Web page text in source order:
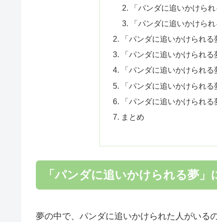
「パンダに追いかけら
「パンダに追いかけら
「パンダに追いかけられ
「パンダに追いかけられ
「パンダに追いかけられ
「パンダに追いかけられ
「パンダに追いかけられ
まとめ
「パンダに追いかけられる夢
夢の中で、パンダに追いかけられた人がいる